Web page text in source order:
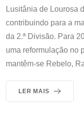
Lusitânia de Lourosa
contribuindo para a
da 2.ª Divisão. Para
uma reformulação no
mantêm-se Rebelo,
LER MAIS